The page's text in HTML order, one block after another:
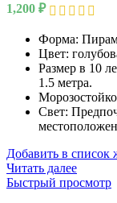
1,200 ₽
Форма:
Цвет:
Размер в 10
1.5 метра.
Свет:
Добавить в список
Читать далее
Быстрый просмотр